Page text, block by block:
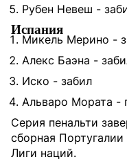
Рубен Невеш -
Испания
Микель Мерино -
Алекс Баэна -
Иско - забил
Альваро Мората -
Серия пенальти
сборная
Лиги наций.